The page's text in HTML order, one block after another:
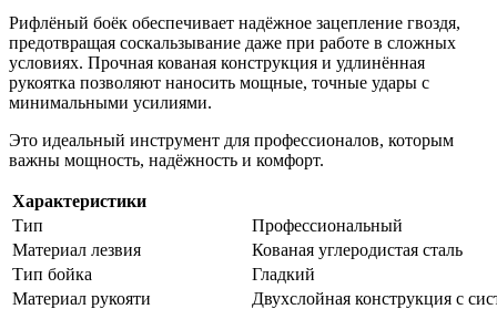
Рифлёный боёк обеспечивает надёжное зацепление гвоздя,
предотвращая соскальзывание даже при работе в сложных
условиях. Прочная кованая конструкция и удлинённая
рукоятка позволяют наносить мощные, точные удары с
минимальными усилиями.
Это идеальный инструмент для профессионалов, которым
важны мощность, надёжность и комфорт.
Характеристики
Тип
Профессиональный
Материал лезвия
Кованая углеродистая сталь
Тип бойка
Гладкий
Материал рукояти
Двухслойная конструкция с